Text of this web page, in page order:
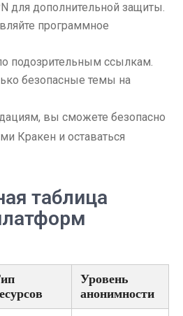
для дополнительной защиты.
программное
подозрительным ссылкам.
безопасные темы на
вы сможете безопасно
Кракен и оставаться
таблица
Уровень
анонимности